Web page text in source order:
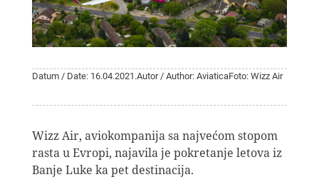
Datum / Date: 16.04.2021.Autor / Author: AviaticaFoto: Wizz Air
Wizz Air, aviokompanija sa najvećom stopom
rasta u Evropi, najavila je pokretanje letova iz
Banje Luke ka pet destinacija.